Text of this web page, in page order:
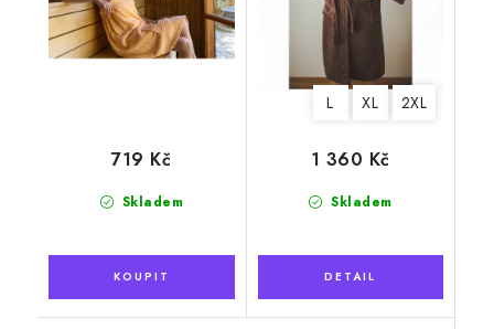
Skladem
719 Kč
L XL 2XL
Skladem
1 360 Kč